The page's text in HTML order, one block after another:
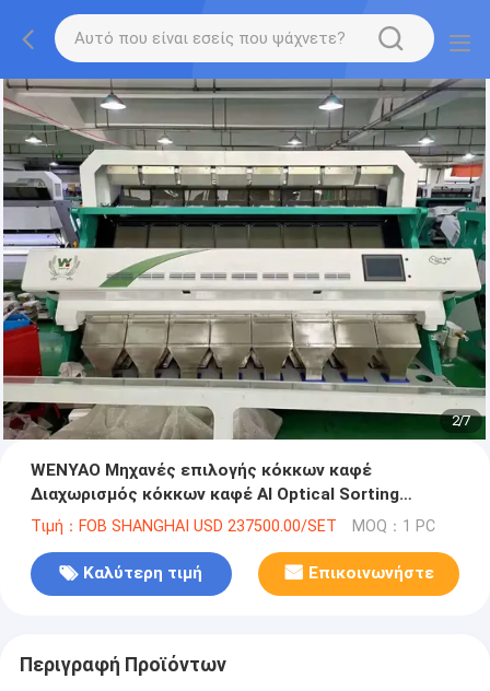
2/7
WENYAO Μηχανές επιλογής κόκκων καφέ
Διαχωρισμός κόκκων καφέ AI Optical Sorting
Machines
Τιμή：FOB SHANGHAI USD 237500.00/SET MOQ：1 PC
Καλύτερη τιμή Επικοινωνήστε
Περιγραφή Προϊόντων